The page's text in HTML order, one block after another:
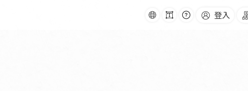
語
系
字
級 常
見
問
登入